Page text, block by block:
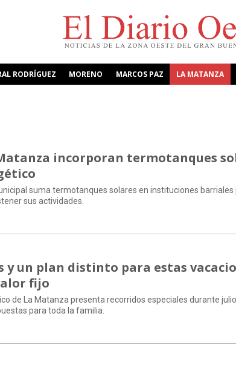
RODRÍGUEZ MORENO MARCOS PAZ LA MATANZA
incorporan termotanques
suma termotanques solares en instituciones
sus actividades.
y un plan distinto para estas
fijo
de La Matanza presenta recorridos especiales durante
para toda la familia.